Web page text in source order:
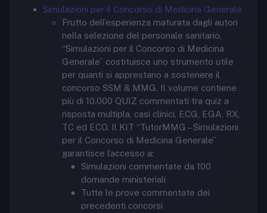
Simulazioni per il Concorso di Medicina Generale
Frutto dell’esperienza maturata dagli autori
nella selezione del personale sanitario,
“Simulazioni per il Concorso di Medicina
Generale” costituisce uno strumento utile
per quanti si apprestano a sostenere il
concorso SSM & MMG. Il volume contiene
più di 10.000 QUIZ commentati tra quiz a
risposta multipla, casi clinici, ECG, EGA, RX,
TC ed ECO. Il KIT “TutorMMG – Simulazioni
per il Concorso di Medicina Generale”
garantisce l’accesso a:
Simulazioni commentate da 100
domande ministeriali
Tutte le prove commentate dei
precedenti concorsi